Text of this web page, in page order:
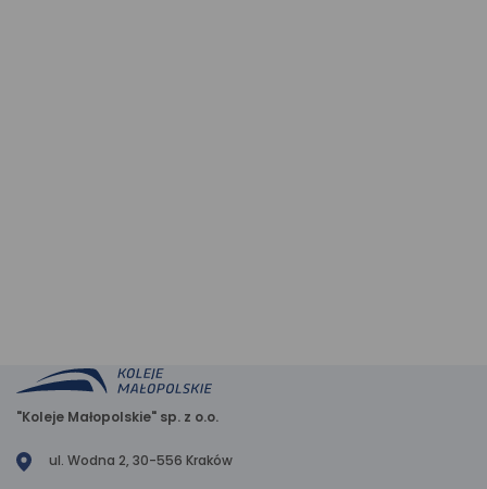
"Koleje Małopolskie" sp. z o.o.
ul. Wodna 2, 30-556 Kraków